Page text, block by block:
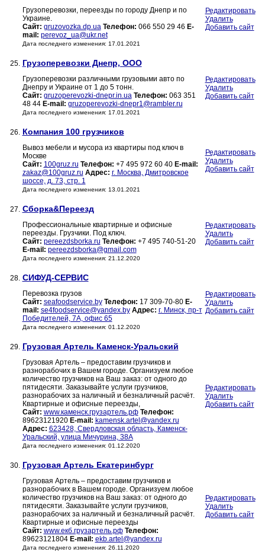
Грузоперевозки, переезды по городу Днепр и по
Украине.
Сайт: gruzovozka.dp.ua Телефон: 066 550 29 46 E-
mail: perevoz_ua@ukr.net
Дата последнего изменения: 17.01.2021
Редактировать
Удалить
Добавить сайт
25. Грузоперевозки Днепр, ООО
Грузоперевозки различными грузовыми авто по
Днепру и Украине от 1 до 5 тонн.
Сайт: gruzoperevozki-dnepr.in.ua Телефон: 063 351
48 44 E-mail: gruzoperevozki-dnepr1@rambler.ru
Дата последнего изменения: 17.01.2021
Редактировать
Удалить
Добавить сайт
26. Компания 100 грузчиков
Вывоз мебели и мусора из квартиры под ключ в
Москве
Сайт: 100gruz.ru Телефон: +7 495 972 60 40 E-mail:
zakaz@100gruz.ru Адрес: г. Москва, Дмитровское
шоссе, д. 73, стр. 1
Дата последнего изменения: 13.01.2021
Редактировать
Удалить
Добавить сайт
27. Сборка&Переезд
Профессиональные квартирные и офисные
переезды. Грузчики. Под ключ.
Сайт: pereezdsborka.ru Телефон: +7 495 740-51-20
E-mail: pereezdsborka@gmail.com
Дата последнего изменения: 21.12.2020
Редактировать
Удалить
Добавить сайт
28. СИФУД-СЕРВИС
Перевозка грузов
Сайт: seafoodservice.by Телефон: 17 309-70-80 E-
mail: se4foodservice@yandex.by Адрес: г. Минск, пр-т
Победителей, 7А, офис 65
Дата последнего изменения: 01.12.2020
Редактировать
Удалить
Добавить сайт
29. Грузовая Артель Каменск-Уральский
Грузовая Артель – предоставим грузчиков и
разнорабочих в Вашем городе. Организуем любое
количество грузчиков на Ваш заказ: от одного до
пятидесяти. Заказывайте услуги грузчиков,
разнорабочих за наличный и безналичный расчёт.
Квартирные и офисные переезды,
Сайт: www.каменск.грузартель.рф Телефон:
89623121920 E-mail: kamensk.artel@yandex.ru
Адрес: 623428, Свердловская область, Каменск-
Уральский, улица Мичурина, 38А
Дата последнего изменения: 01.12.2020
Редактировать
Удалить
Добавить сайт
30. Грузовая Артель Екатеринбург
Грузовая Артель – предоставим грузчиков и
разнорабочих в Вашем городе. Организуем любое
количество грузчиков на Ваш заказ: от одного до
пятидесяти. Заказывайте услуги грузчиков,
разнорабочих за наличный и безналичный расчёт.
Квартирные и офисные переезды
Сайт: www.екб.грузартель.рф Телефон:
89623121804 E-mail: ekb.artel@yandex.ru
Дата последнего изменения: 26.11.2020
Редактировать
Удалить
Добавить сайт